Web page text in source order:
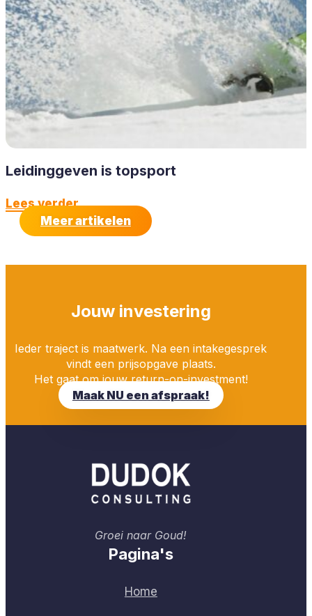
Leidinggeven is topsport
Lees verder
Meer artikelen
Jouw investering
Ieder traject is maatwerk. Na een intakegesprek
vindt een prijsopgave plaats.
Het gaat om jouw return-on-investment!
Maak NU een afspraak!
Groei naar Goud!
Pagina's
Home